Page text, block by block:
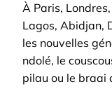
À Paris,
Lagos, Abidjan,
les nouvelles
ndolé, le
pilau ou le braai